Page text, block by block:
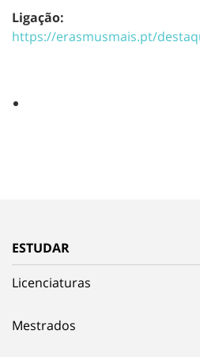
Ligação:
https://erasmusmais.pt/
ESTUDAR
Licenciaturas
Mestrados